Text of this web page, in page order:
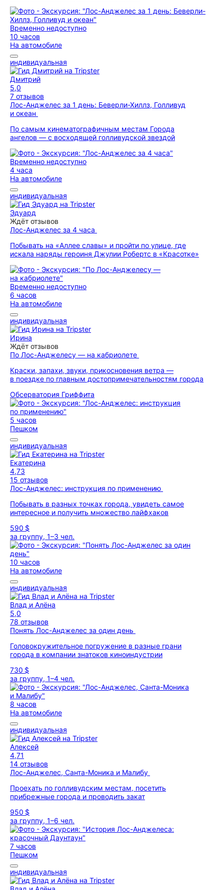
Временно недоступно
10 часов
На автомобиле
индивидуальная
Дмитрий
5,0
7 отзывов
Лос-Анджелес за 1 день: Беверли-Хиллз, Голливуд
и океан
По самым кинематографичным местам Города
ангелов — с восходящей голливудской звездой
Временно недоступно
4 часа
На автомобиле
индивидуальная
Эдуард
Ждёт отзывов
Лос-Анджелес за 4 часа
Побывать на «Аллее славы» и пройти по улице, где
искала наряды героиня Джулии Робертс в «Красотке»
Временно недоступно
6 часов
На автомобиле
индивидуальная
Ирина
Ждёт отзывов
По Лос-Анджелесу — на кабриолете
Краски, запахи, звуки, прикосновения ветра —
в поездке по главным достопримечательностям города
Обсерватория Гриффита
5 часов
Пешком
индивидуальная
Екатерина
4,73
15 отзывов
Лос-Анджелес: инструкция по применению
Побывать в разных точках города, увидеть самое
интересное и получить множество лайфхаков
590 $
за группу, 1–3 чел.
10 часов
На автомобиле
индивидуальная
Влад и Алёна
5,0
78 отзывов
Понять Лос-Анджелес за один день
Головокружительное погружение в разные грани
города в компании знатоков киноиндустрии
730 $
за группу, 1–4 чел.
8 часов
На автомобиле
индивидуальная
Алексей
4,71
14 отзывов
Лос-Анджелес, Санта-Моника и Малибу
Проехать по голливудским местам, посетить
прибрежные города и проводить закат
950 $
за группу, 1–6 чел.
7 часов
Пешком
индивидуальная